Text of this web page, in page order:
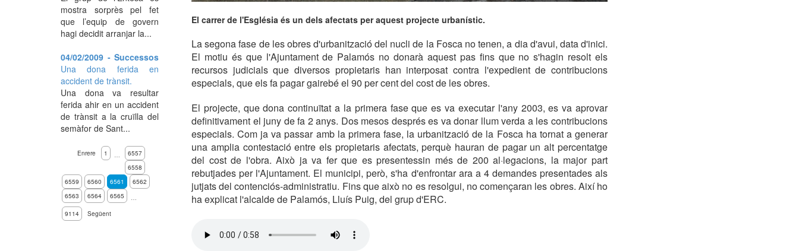
El carrer de l'Església és un dels afectats per aquest projecte urbanístic.
La segona fase de les obres d'urbanització del nucli de la Fosca no tenen, a dia d'avui, data d'inici.
El motiu és que l'Ajuntament de Palamós no donarà aquest pas fins que no s'hagin resolt els
recursos judicials que diversos propietaris han interposat contra l'expedient de contribucions
especials, que els fa pagar gairebé el 90 per cent del cost de les obres.
El projecte, que dona continuïtat a la primera fase que es va executar l'any 2003, es va aprovar
definitivament el juny de fa 2 anys. Dos mesos després es va donar llum verda a les contribucions
especials. Com ja va passar amb la primera fase, la urbanització de la Fosca ha tornat a generar
una amplia contestació entre els propietaris afectats, perquè hauran de pagar un alt percentatge
del cost de l'obra. Això ja va fer que es presentessin més de 200 al·legacions, la major part
rebutjades per l'Ajuntament. El municipi, però, s'ha d'enfrontar ara a 4 demandes presentades als
jutjats del contenciós-administratiu. Fins que això no es resolgui, no començaran les obres. Així ho
ha explicat l'alcalde de Palamós, Lluís Puig, del grup d'ERC.
mostra sorprès pel fet
que l’equip de govern
hagi decidit arranjar la...
04/02/2009 - Successos
Una dona ferida en
accident de trànsit.
Una dona va resultar
ferida ahir en un accident
de trànsit a la cruïlla del
semàfor de Sant...
Enrere 1 …
6557
6558
6559
6560 6561
6562
6563
6564 6565
…
9114
Següent